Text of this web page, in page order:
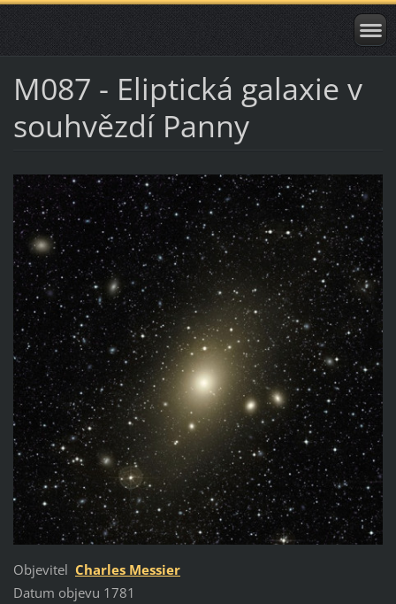
M087 - Eliptická galaxie v
souhvězdí Panny
Objevitel Charles Messier
Datum objevu 1781